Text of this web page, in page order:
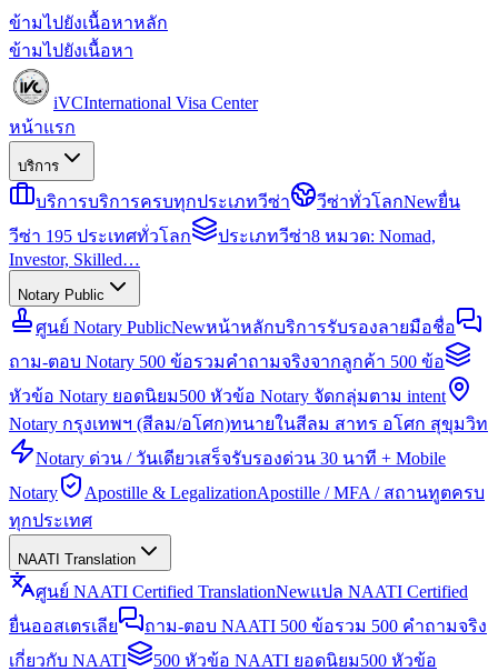
ข้ามไปยังเนื้อหาหลัก
ข้ามไปยังเนื้อหา
iVCInternational Visa Center
หน้าแรก
บริการ
บริการบริการครบทุกประเภทวีซ่า วีซ่าทั่วโลกNewยื่น
วีซ่า 195 ประเทศทั่วโลก
ประเภทวีซ่า8 หมวด: Nomad,
Investor, Skilled…
Notary Public
ศูนย์ Notary PublicNewหน้าหลักบริการรับรองลายมือชื่อ
ถาม-ตอบ Notary 500 ข้อรวมคำถามจริงจากลูกค้า 500 ข้อ
หัวข้อ Notary ยอดนิยม500 หัวข้อ Notary จัดกลุ่มตาม intent
Notary กรุงเทพฯ (สีลม/อโศก)ทนายในสีลม สาทร อโศก สุขุมวิท
Notary ด่วน / วันเดียวเสร็จรับรองด่วน 30 นาที + Mobile
Notary
Apostille & LegalizationApostille / MFA / สถานทูตครบ
ทุกประเทศ
NAATI Translation
ศูนย์ NAATI Certified TranslationNewแปล NAATI Certified
ยื่นออสเตรเลีย
ถาม-ตอบ NAATI 500 ข้อรวม 500 คำถามจริง
เกี่ยวกับ NAATI
500 หัวข้อ NAATI ยอดนิยม500 หัวข้อ